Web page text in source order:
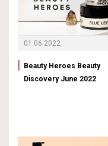
01.06.2022
Beauty Heroes Beauty
Discovery June 2022